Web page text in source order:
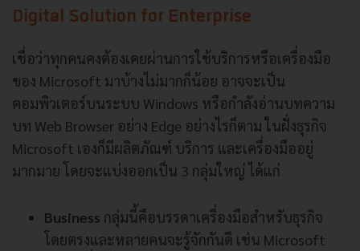
Digital Solution for Enterprise
เชื่อว่าทุกคนคงต้องเคยผ่านการใช้บริการหรือเครื่องมือ
ของ Microsoft มาบ้างไม่มากก็น้อย อาจจะเป็น
คอมพิวเตอร์บนระบบ Windows หรือกำลังอ่านบทความ
บท Web Browser อย่าง Edge อย่างไรก็ตาม ในฝั่งธุรกิจ
Microsoft เองก็มีผลิตภัณฑ์ บริการ และเครื่องมืออยู่
มากมาย โดยจะแบ่งออกเป็น 3 กลุ่มใหญ่ ได้แก่
Business กลุ่มนี้คือบรรดาเครื่องมือสำหรับธุรกิจ
โดยตรงและหลายคนจะรู้จักกันดี เช่น Microsoft